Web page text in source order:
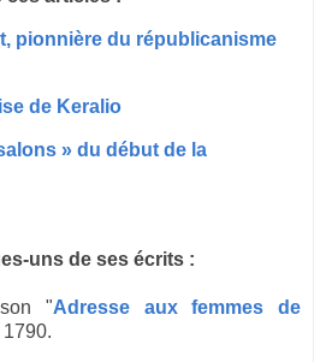
pionnière du républicanisme
de Keralio
» du début de la
uns de ses écrits :
"Adresse aux femmes de